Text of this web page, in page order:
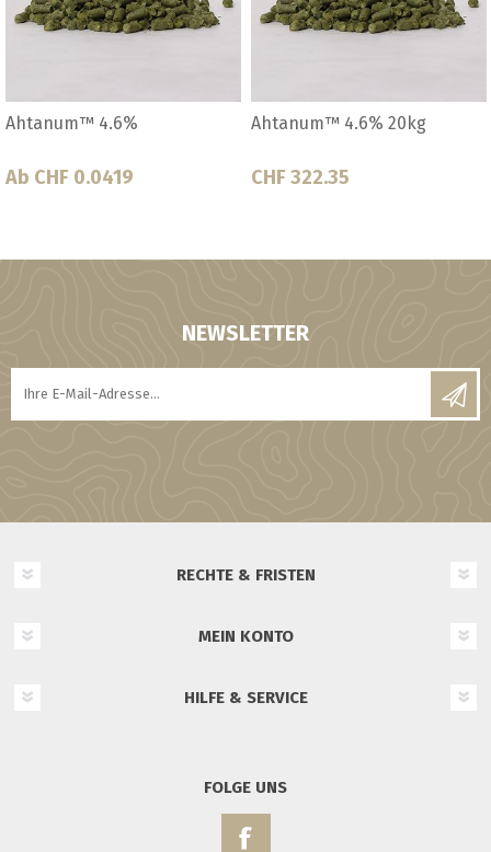
4.6% 20kg Ahtanum™ 4.6% 5kg
CHF 125.45
NEWSLETTER
RECHTE & FRISTEN
MEIN KONTO
HILFE & SERVICE
FOLGE UNS